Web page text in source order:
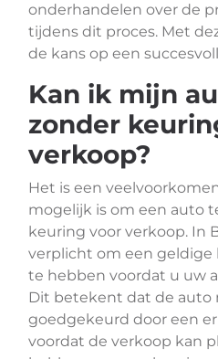
onderhandelen over de
tijdens dit proces. Met
de kans op een
Kan ik mijn
zonder
verkoop?
Het is een
mogelijk is om een auto
keuring voor verkoop. In
verplicht om een geldige
te hebben voordat u uw
Dit betekent dat de auto
goedgekeurd door een
voordat de verkoop kan